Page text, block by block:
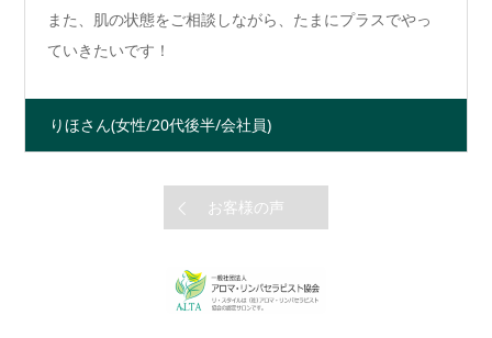
また、肌の状態をご相談しながら、たまにプラスでやっ
ていきたいです！
りほさん(女性/20代後半/会社員)
お客様の声